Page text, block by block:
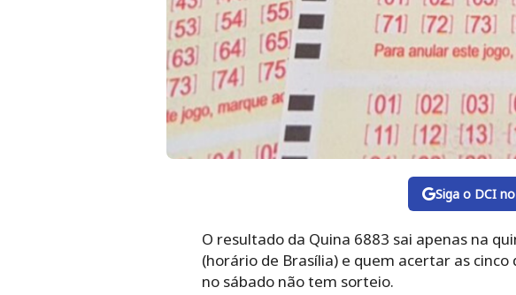
Siga o DCI
O resultado da Quina 6883 sai apenas na
(horário de Brasília) e quem acertar as
no sábado não tem sorteio.